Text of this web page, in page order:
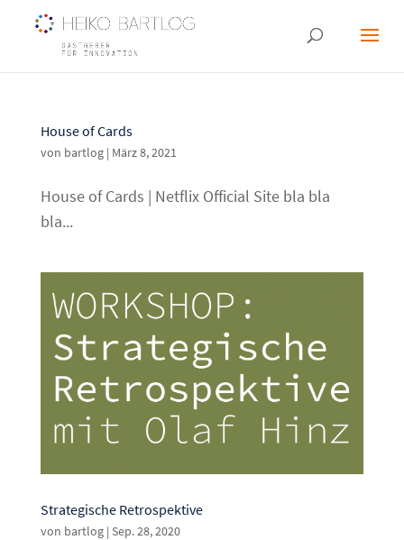
House of Cards
von bartlog| März 8, 2021
House of Cards | Netflix Official Site bla bla
bla...
Strategische Retrospektive
von bartlog| Sep. 28, 2020